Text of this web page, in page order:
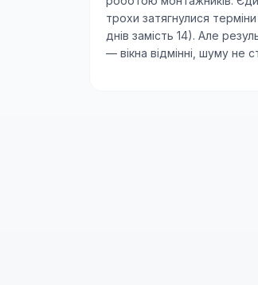
трохи затягнулися
днів замість 14). Але
— вікна відмінні, шуму не